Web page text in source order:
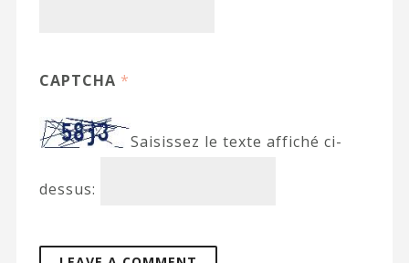
CAPTCHA *
Saisissez le texte affiché ci-
dessus: